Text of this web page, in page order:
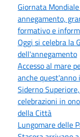
Giornata
annegamento,
formativo e
Oggi si celebra la
dell'annegamento
Accesso al mare
anche quest'anno
Siderno
celebrazioni in
della Città
Lungomare delle